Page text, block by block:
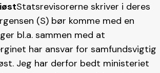
Statsrevisorerne skriver i deres
(S) bør komme med en
bl.a. sammen med at
har ansvar for samfundsvigtig
Jeg har derfor bedt ministeriet